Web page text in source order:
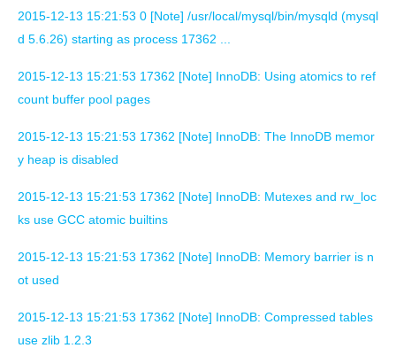
2015-12-13 15:21:53 0 [Note] /usr/local/mysql/bin/mysqld (mysql
d 5.6.26) starting as process 17362 ...
2015-12-13 15:21:53 17362 [Note] InnoDB: Using atomics to ref
count buffer pool pages
2015-12-13 15:21:53 17362 [Note] InnoDB: The InnoDB memor
y heap is disabled
2015-12-13 15:21:53 17362 [Note] InnoDB: Mutexes and rw_loc
ks use GCC atomic builtins
2015-12-13 15:21:53 17362 [Note] InnoDB: Memory barrier is n
ot used
2015-12-13 15:21:53 17362 [Note] InnoDB: Compressed tables
use zlib 1.2.3